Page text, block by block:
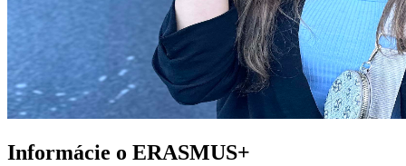
Informácie o ERASMUS+